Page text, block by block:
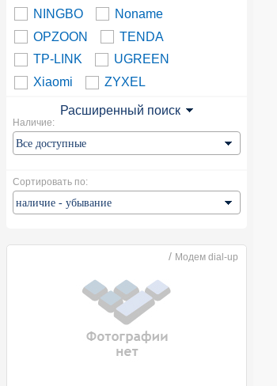
NINGBO
Noname
OPZOON
TENDA
TP-LINK
UGREEN
Xiaomi
ZYXEL
Расширенный поиск
Наличие:
Сортировать по:
/ Модем dial-up